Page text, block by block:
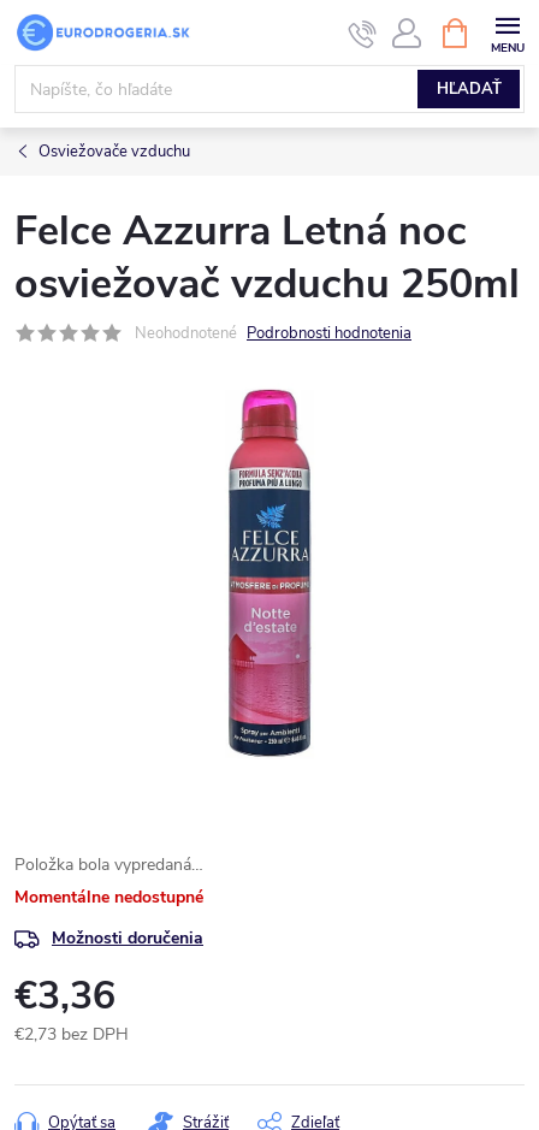
Prejsť
obsah
HĽADAŤ
KOŠÍK
Osviežovače vzduchu
Felce Azzurra Letná noc
osviežovač vzduchu 250ml
Neohodnotené Podrobnosti hodnotenia
Položka bola vypredaná…
Momentálne nedostupné
Možnosti doručenia
€3,36
€2,73 bez DPH
cena:
Opýtať sa Strážiť Zdieľať